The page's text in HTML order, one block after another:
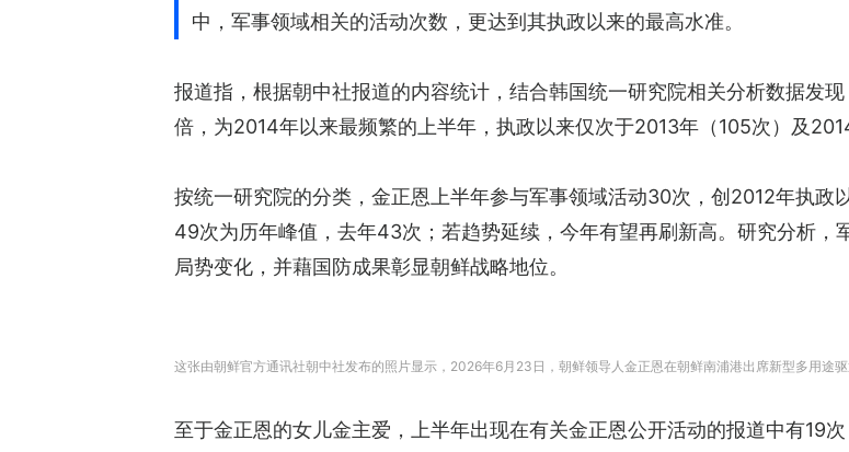
中，军事领域相关的活动次数，更达到其执政以来的最高水准。
报道指，根据朝中社报道的内容统计，结合韩国统一研究院相关分析数据发
倍，为2014年以来最频繁的上半年，执政以来仅次于2013年（105次）及
按统一研究院的分类，金正恩上半年参与军事领域活动30次，创2012年执
49次为历年峰值，去年43次；若趋势延续，今年有望再刷新高。研究分析
局势变化，并藉国防成果彰显朝鲜战略地位。
这张由朝鲜官方通讯社朝中社发布的照片​​显示，2026年6月23日，朝鲜领导人金正恩在朝鲜南浦港出席新型多用途驱
至于金正恩的女儿金主爱，上半年出现在有关金正恩公开活动的报道中有19